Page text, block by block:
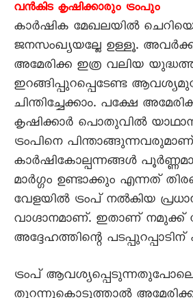
വൻകിട കൃഷിക്കാരും ട്രംപും
കാർഷിക മേഖലയിൽ
ജനസംഖ്യയല്ലേ ഉള്ളൂ.
അമേരിക്ക ഇത്ര വലിയ
ഇറങ്ങിപ്പുറപ്പെടേണ്ട
ചിന്തിച്ചേക്കാം. പക്ഷേ
കൃഷിക്കാർ പൊതുവിൽ
ട്രംപിനെ
കാർഷികോല്പന്നങ്ങൾ
മാർഗ്ഗം ഉണ്ടാക്കും എന്നത്
വേളയിൽ ട്രംപ് നൽകിയ
വാഗ്ദാനമാണ്. ഇതാണ് നമുക്ക്
അദ്ദേഹത്തിന്റെ
ട്രംപ്